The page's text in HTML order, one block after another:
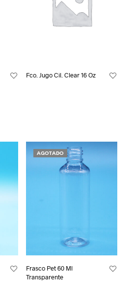
Fco. Jugo Cil. Clear 16 Oz
AGOTADO
Frasco Pet 60 Ml
Transparente